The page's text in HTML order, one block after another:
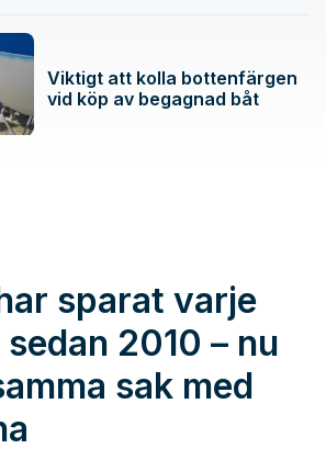
Viktigt att kolla bottenfärgen
vid köp av begagnad båt
sparat varje
2010 – nu
sak med